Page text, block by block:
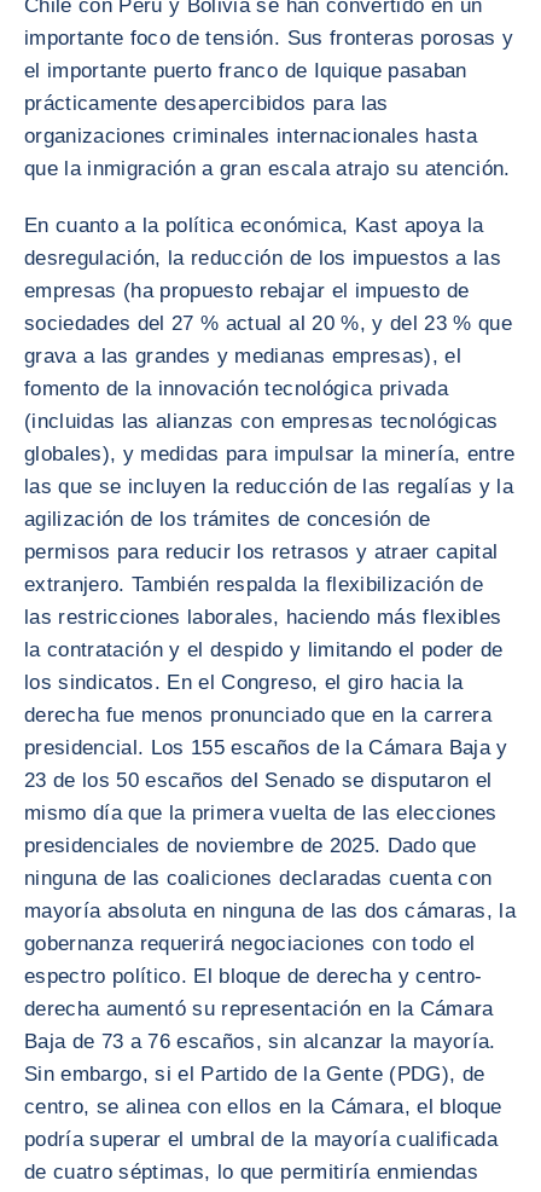
Chile con Perú y Bolivia se han convertido en un
importante foco de tensión. Sus fronteras porosas y
el importante puerto franco de Iquique pasaban
prácticamente desapercibidos para las
organizaciones criminales internacionales hasta
que la inmigración a gran escala atrajo su atención.
En cuanto a la política económica, Kast apoya la
desregulación, la reducción de los impuestos a las
empresas (ha propuesto rebajar el impuesto de
sociedades del 27 % actual al 20 %, y del 23 % que
grava a las grandes y medianas empresas), el
fomento de la innovación tecnológica privada
(incluidas las alianzas con empresas tecnológicas
globales), y medidas para impulsar la minería, entre
las que se incluyen la reducción de las regalías y la
agilización de los trámites de concesión de
permisos para reducir los retrasos y atraer capital
extranjero. También respalda la flexibilización de
las restricciones laborales, haciendo más flexibles
la contratación y el despido y limitando el poder de
los sindicatos. En el Congreso, el giro hacia la
derecha fue menos pronunciado que en la carrera
presidencial. Los 155 escaños de la Cámara Baja y
23 de los 50 escaños del Senado se disputaron el
mismo día que la primera vuelta de las elecciones
presidenciales de noviembre de 2025. Dado que
ninguna de las coaliciones declaradas cuenta con
mayoría absoluta en ninguna de las dos cámaras, la
gobernanza requerirá negociaciones con todo el
espectro político. El bloque de derecha y centro-
derecha aumentó su representación en la Cámara
Baja de 73 a 76 escaños, sin alcanzar la mayoría.
Sin embargo, si el Partido de la Gente (PDG), de
centro, se alinea con ellos en la Cámara, el bloque
podría superar el umbral de la mayoría cualificada
de cuatro séptimas, lo que permitiría enmiendas